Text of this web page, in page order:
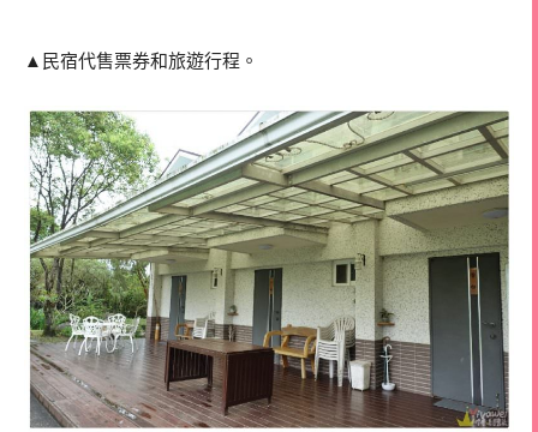
▲民宿代售票券和旅遊行程。